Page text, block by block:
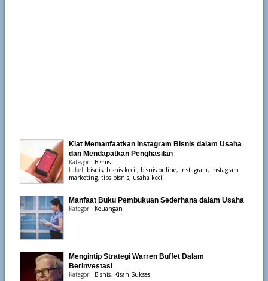
Kiat Memanfaatkan Instagram Bisnis dalam Usaha
dan Mendapatkan Penghasilan
Kategori: Bisnis
Label: bisnis, bisnis kecil, bisnis online, instagram, instagram
marketing, tips bisnis, usaha kecil
Manfaat Buku Pembukuan Sederhana dalam Usaha
Kategori: Keuangan
Mengintip Strategi Warren Buffet Dalam
Berinvestasi
Kategori: Bisnis, Kisah Sukses